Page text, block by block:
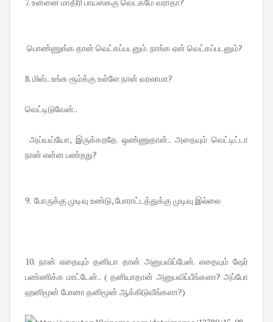
பொண்ணுங்க தான் வெட்கப்படனும். நாங்க ஏன் வெட்கப்படனும்?
8. மிஸ்.. உங்க ரூம்க்கு உள்ளே நான் வரலாமா?
வெட்டிடுவேன்..
அய்யய்யோ, இருக்கறதே ஒண்ணுதான்.. அதையும் வெட்டிட்டா
நான் என்ன பண்றது?
9. போருக்கு முடிவு உண்டு, போராட்டத்துக்கு முடிவு இல்லை
10. நான் எதையும் தனியா தான் அனுபவிப்பேன். எதையும் ஷேர்
பண்ணிக்க மாட்டேன்.. ( தனியாதான் அனுபவிப்பீங்களா? அப்போ
ஹனிமூன் போனா தனிமூன் ஆக்கிடுவீங்களா?)